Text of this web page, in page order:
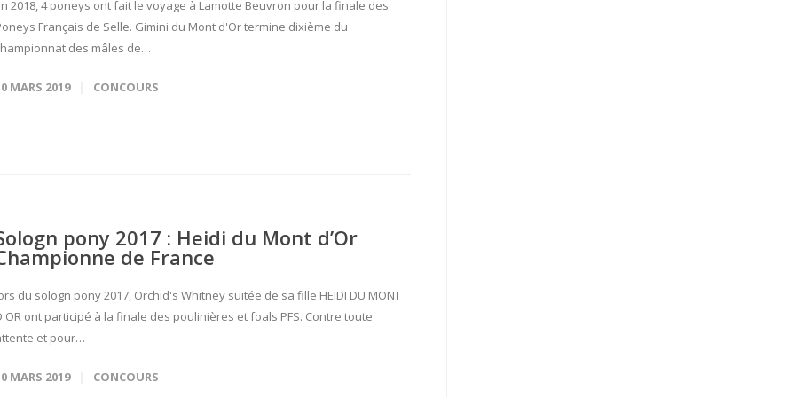
2018, 4 poneys ont fait le voyage à Lamotte Beuvron pour la finale des
Français de Selle. Gimini du Mont d'Or termine dixième du
des mâles de…
MARS 2019 CONCOURS
pony 2017 : Heidi du Mont d’Or
de France
du sologn pony 2017, Orchid's Whitney suitée de sa fille HEIDI DU MONT
ont participé à la finale des poulinières et foals PFS. Contre toute
et pour…
MARS 2019 CONCOURS